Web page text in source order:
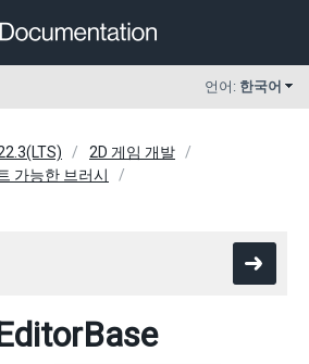
언어: 한국어
2D 게임 개발
가능한 브러시